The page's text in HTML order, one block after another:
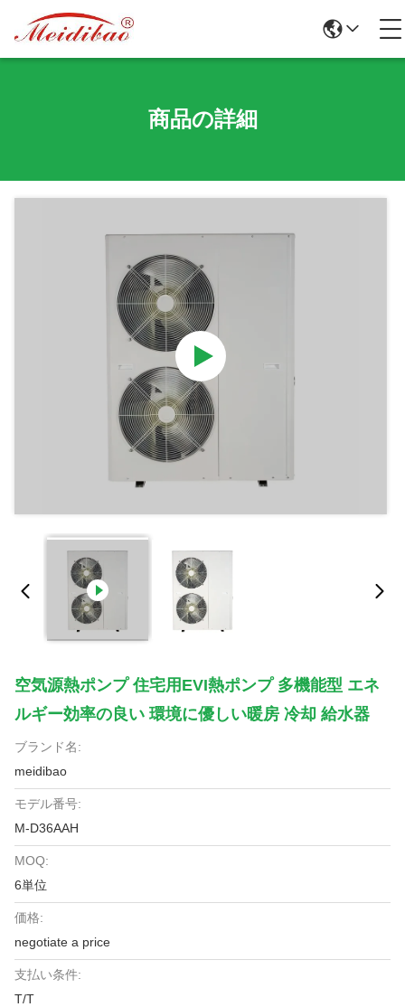
商品の詳細
空気源熱ポンプ 住宅用EVI熱ポンプ 多機能型 エネ
ルギー効率の良い 環境に優しい暖房 冷却 給水器
ブランド名:
meidibao
モデル番号:
M-D36AAH
MOQ:
6単位
価格:
negotiate a price
支払い条件:
T/T